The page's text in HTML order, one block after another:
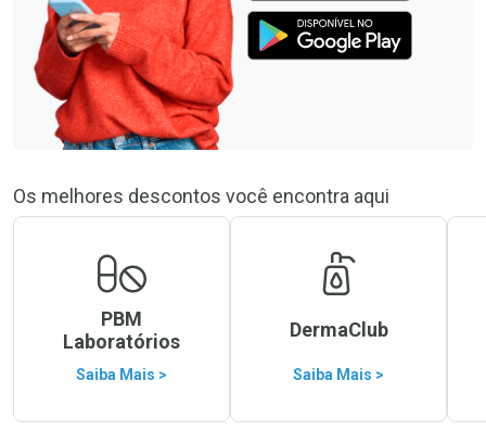
Os melhores descontos você encontra aqui
PBM
Laboratórios
Saiba Mais >
DermaClub
Saiba Mais >